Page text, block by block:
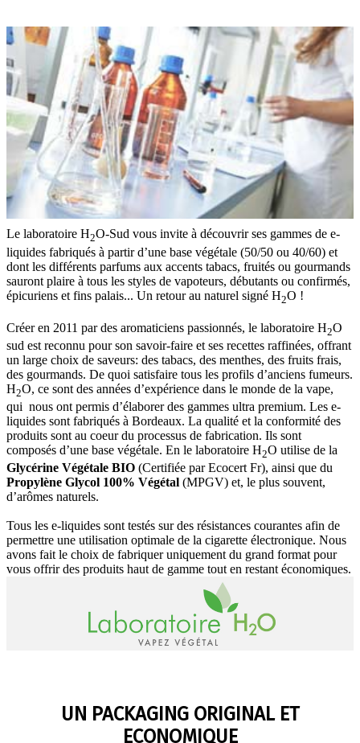
Le laboratoire H2O-Sud vous invite à découvrir ses gammes de e-
liquides fabriqués à partir d’une base végétale (50/50 ou 40/60) et
dont les différents parfums aux accents tabacs, fruités ou gourmands
sauront plaire à tous les styles de vapoteurs, débutants ou confirmés,
épicuriens et fins palais... Un retour au naturel signé H2O !
Créer en 2011 par des aromaticiens passionnés, le laboratoire H2O
sud est reconnu pour son savoir-faire et ses recettes raffinées, offrant
un large choix de saveurs: des tabacs, des menthes, des fruits frais,
des gourmands. De quoi satisfaire tous les profils d’anciens fumeurs.
H2O, ce sont des années d’expérience dans le monde de la vape,
qui nous ont permis d’élaborer des gammes ultra premium. Les e-
liquides sont fabriqués à Bordeaux. La qualité et la conformité des
produits sont au coeur du processus de fabrication. Ils sont
composés d’une base végétale. En le laboratoire H2O utilise de la
Glycérine Végétale BIO (Certifiée par Ecocert Fr), ainsi que du
Propylène Glycol 100% Végétal (MPGV) et, le plus souvent,
d’arômes naturels.
Tous les e-liquides sont testés sur des résistances courantes afin de
permettre une utilisation optimale de la cigarette électronique. Nous
avons fait le choix de fabriquer uniquement du grand format pour
vous offrir des produits haut de gamme tout en restant économiques.
UN PACKAGING ORIGINAL ET
ECONOMIQUE